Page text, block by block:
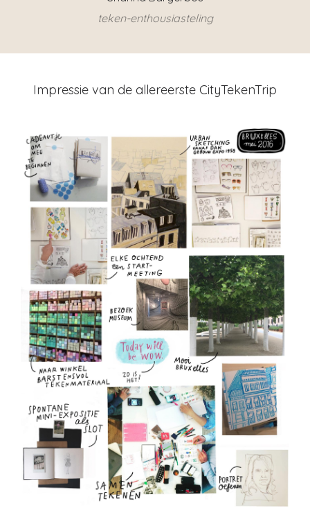
teken-enthousiasteling
Impressie van de allereerste CityTekenTrip